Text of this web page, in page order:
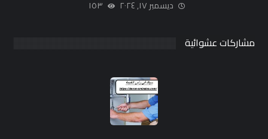
ديسمبر ١٧, ٢٠٢٤ ١٥٣
مشاركات عشوائية